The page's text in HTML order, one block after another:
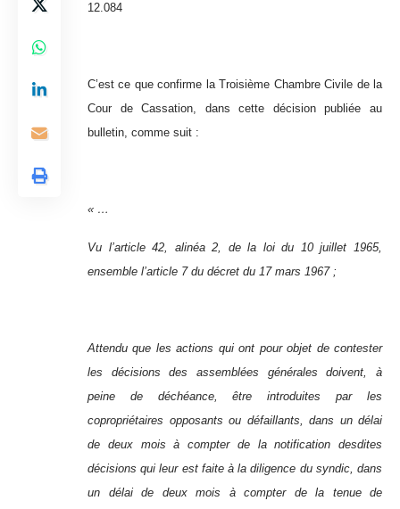
12.084
C’est ce que confirme la Troisième Chambre Civile de la
Cour de Cassation, dans cette décision publiée au
bulletin, comme suit :
« …
Vu l’article 42, alinéa 2, de la loi du 10 juillet 1965,
ensemble l’article 7 du décret du 17 mars 1967 ;
Attendu que les actions qui ont pour objet de contester
les décisions des assemblées générales doivent, à
peine de déchéance, être introduites par les
copropriétaires opposants ou défaillants, dans un délai
de deux mois à compter de la notification desdites
décisions qui leur est faite à la diligence du syndic, dans
un délai de deux mois à compter de la tenue de